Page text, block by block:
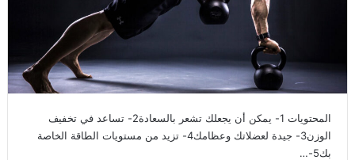
المحتويات 1- يمكن أن يجعلك تشعر بالسعادة2- تساعد في تخفيف
الوزن3- جيدة لعضلاتك وعظامك4- تزيد من مستويات الطاقة الخاصة
بك5-…